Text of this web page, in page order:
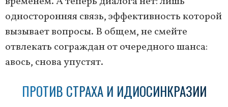
односторонняя связь, эффективность которой
вызывает вопросы. В общем, не смейте
отвлекать сограждан от очередного шанса:
авось, снова упустят.
ПРОТИВ СТРАХА И ИДИОСИНКРАЗИИ